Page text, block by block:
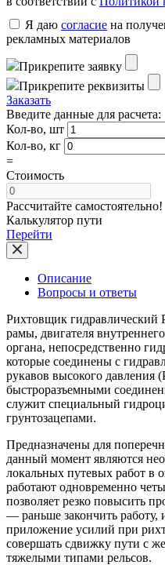
Я даю согласие на
рекламных материалов
Прикрепите заявку
Прикрепите реквизиты
Заказать
Введите данные для расчета:
Кол-во, шт
Кол-во, кг
=
Стоимость
Рассчитайте самостоятельно!
Калькулятор пути
Перейти
Описание
Вопросы и ответы
Рихтовщик гидравлический
рамы, двигателя
органа, непосредственно
которые соединены с
рукавов высокого
быстроразъемными
служит специальный
грунтозацепами.
Предназначены для
данный момент являются
локальных путевых работ в
работают одновременно
позволяет резко повысить
— раньше закончить работу,
приложение усилий при
совершать сдвижку пути с
тяжелыми типами рельсов.